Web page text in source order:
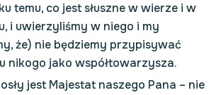
temu, co jest słuszne w wierze i w
i uwierzyliśmy w niego i my
że) nie będziemy przypisywać
nikogo jako współtowarzysza.
jest Majestat naszego Pana – nie